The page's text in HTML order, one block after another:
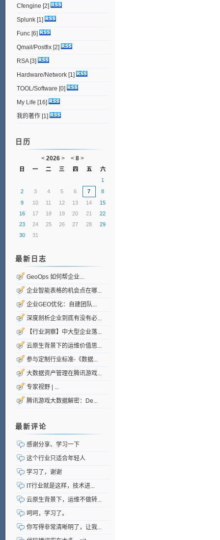
Cfengine [2]
Splunk[1]
Func[6]
Qmail/Postfix[2]
RSA[3]
Hardware/Network[1]
TOOL/Software [0]
My Life [16]
我的著作[1]
日历
< 2026 > < 8 >
日 一 二 三 四 五
六
1
2
3 4 5 6 7
8
9
10 11 12 13 14
15
16
17 18 19 20 21
22
23
24 25 26 27 28
29
30
31
最新日志
GeoOps 如何帮企业...
企业智能表格的机会点在哪...
企业GEO优化：自建团队...
深度剖析企业到底有没有必...
【行业洞察】中大型企业落...
云原生背景下的运维价值思...
参与定制行业标准-《数据...
大数据资产管理在腾讯游戏...
专家视野 | ...
腾讯游戏大数据解密：De...
最新评论
感谢分享、学习一下
这个行业只适合年轻人
学习了，谢谢
IT行业就是这样，技术进...
云原生背景下，运维不做转...
呵呵，学习了。
你写得非常清晰明了，让我...